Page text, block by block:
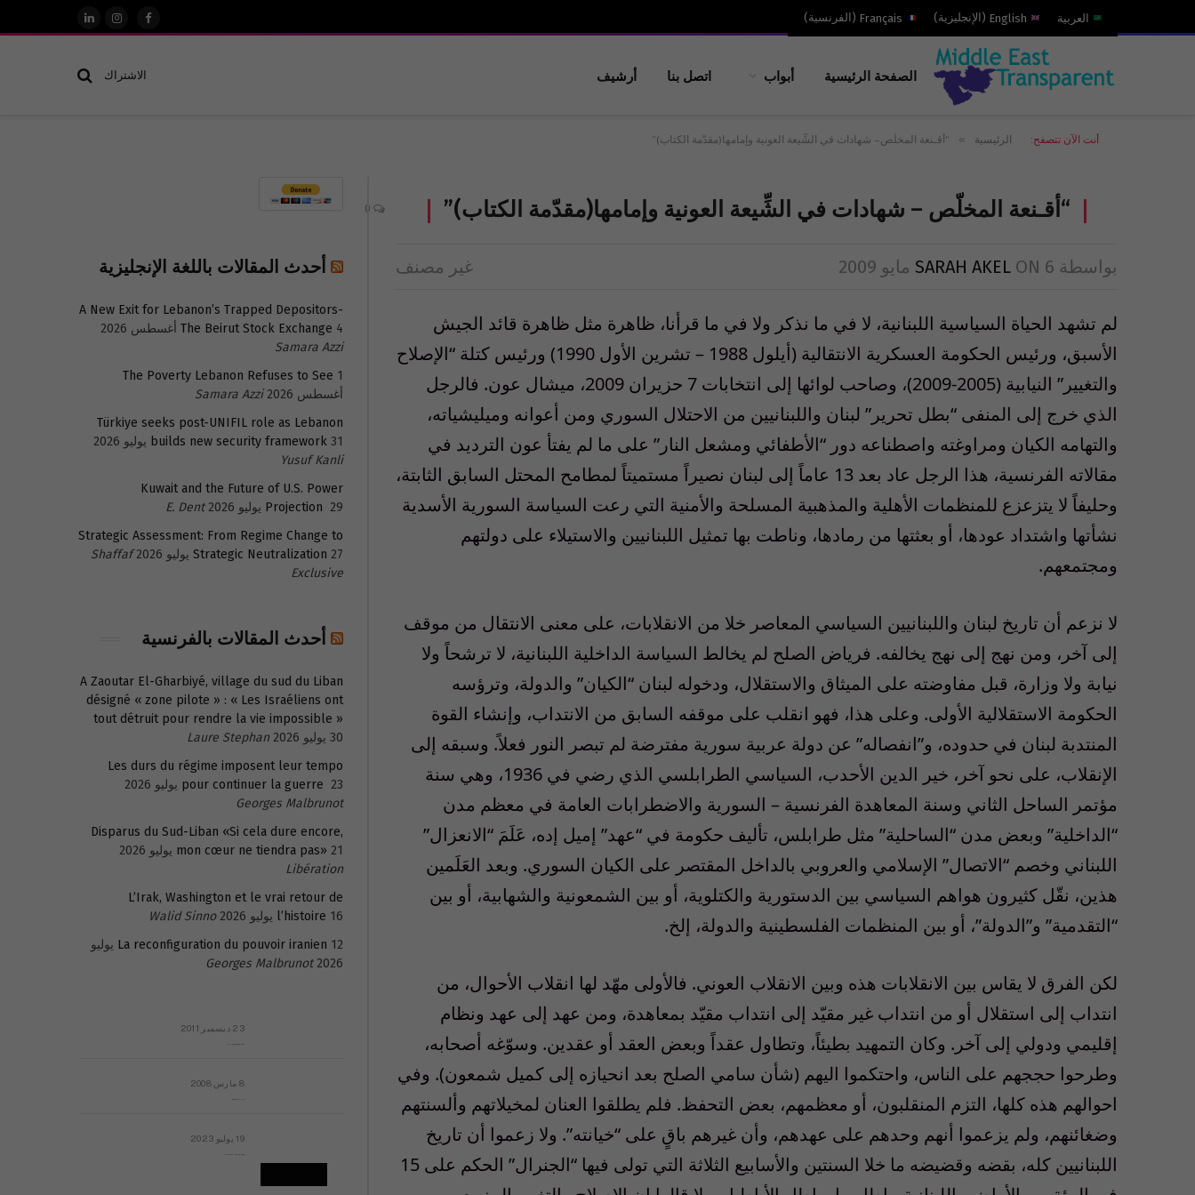
العربية English
( الإنجليزية)
Français
( الفرنسية)
فيسبوكالانستغرام
لينكدإن
الصفحة الرئيسية أبواب اتصل بنا أرشيف الاشتراك
أنت الآن تتصفح: الرئيسية » “أقـنعة المخلّص – شهادات في الشِّيعة العونية وإمامها(مقدّمة الكتاب)”
“أقـنعة المخلّص – شهادات في الشِّيعة العونية وإمامها(مقدّمة الكتاب)”
بواسطة SARAH AKEL ON 6 مايو 2009 غير مصنف
لم تشهد الحياة السياسية اللبنانية، لا في ما نذكر ولا في ما قرأنا، ظاهرة مثل ظاهرة قائد الجيش
الأسبق، ورئيس الحكومة العسكرية الانتقالية (أيلول 1988 – تشرين الأول 1990) ورئيس كتلة “الإصلاح
والتغيير” النيابية (2005-2009)، وصاحب لوائها إلى انتخابات 7 حزيران 2009، ميشال عون. فالرجل
الذي خرج إلى المنفى “بطل تحرير” لبنان واللبنانيين من الاحتلال السوري ومن أعوانه وميليشياته،
والتهامه الكيان ومراوغته واصطناعه دور “الأطفائي ومشعل النار” على ما لم يفتأ عون الترديد في
مقالاته الفرنسية، هذا الرجل عاد بعد 13 عاماً إلى لبنان نصيراً مستميتاً لمطامح المحتل السابق الثابتة،
وحليفاً لا يتزعزع للمنظمات الأهلية والمذهبية المسلحة والأمنية التي رعت السياسة السورية الأسدية
نشأتها واشتداد عودها، أو بعثتها من رمادها، وناطت بها تمثيل اللبنانيين والاستيلاء على دولتهم
ومجتمعهم.
لا نزعم أن تاريخ لبنان واللبنانيين السياسي المعاصر خلا من الانقلابات، على معنى الانتقال من موقف
إلى آخر، ومن نهج إلى نهج يخالفه. فرياض الصلح لم يخالط السياسة الداخلية اللبنانية، لا ترشحاً ولا
نيابة ولا وزارة، قبل مفاوضته على الميثاق والاستقلال، ودخوله لبنان “الكيان” والدولة، وترؤسه
الحكومة الاستقلالية الأولى. وعلى هذا، فهو انقلب على موقفه السابق من الانتداب، وإنشاء القوة
المنتدبة لبنان في حدوده، و”انفصاله” عن دولة عربية سورية مفترضة لم تبصر النور فعلاً. وسبقه إلى
الإنقلاب، على نحو آخر، خير الدين الأحدب، السياسي الطرابلسي الذي رضي في 1936، وهي سنة
مؤتمر الساحل الثاني وسنة المعاهدة الفرنسية – السورية والاضطرابات العامة في معظم مدن
“الداخلية” وبعض مدن “الساحلية” مثل طرابلس، تأليف حكومة في “عهد” إميل إده، عَلَمَ “الانعزال”
اللبناني وخصم “الاتصال” الإسلامي والعروبي بالداخل المقتصر على الكيان السوري. وبعد العَلَمين
هذين، نقّل كثيرون هواهم السياسي بين الدستورية والكتلوية، أو بين الشمعونية والشهابية، أو بين
“التقدمية” و”الدولة”، أو بين المنظمات الفلسطينية والدولة، إلخ.
لكن الفرق لا يقاس بين الانقلابات هذه وبين الانقلاب العوني. فالأولى مهّد لها انقلاب الأحوال، من
انتداب إلى استقلال أو من انتداب غير مقيّد إلى انتداب مقيّد بمعاهدة، ومن عهد إلى عهد ونظام
إقليمي ودولي إلى آخر. وكان التمهيد بطيئاً، وتطاول عقداً وبعض العقد أو عقدين. وسوّغه أصحابه،
وطرحوا حججهم على الناس، واحتكموا اليهم (شأن سامي الصلح بعد انحيازه إلى كميل شمعون). وفي
احوالهم هذه كلها، التزم المنقلبون، أو معظمهم، بعض التحفظ. فلم يطلقوا العنان لمخيلاتهم وألسنتهم
وضغائنهم، ولم يزعموا أنهم وحدهم على عهدهم، وأن غيرهم باقٍ على “خيانته”. ولا زعموا أن تاريخ
اللبنانيين كله، بقضه وقضيضه ما خلا السنتين والأسابيع الثلاثة التي تولى فيها “الجنرال” الحكم على 15
أحدث المقالات باللغة الإنجليزية
A New Exit for Lebanon’s Trapped Depositors-
The Beirut Stock Exchange 4 أغسطس 2026
Samara Azzi
The Poverty Lebanon Refuses to See 1
أغسطس 2026
Samara Azzi
Türkiye seeks post-UNIFIL role as Lebanon
builds new security framework 31 يوليو 2026
Yusuf Kanli
Kuwait and the Future of U.S. Power
Projection 29 يوليو 2026
E. Dent
Strategic Assessment: From Regime Change to
Strategic Neutralization 27 يوليو 2026
Shaffaf
Exclusive
أحدث المقالات بالفرنسية
A Zaoutar El-Gharbiyé, village du sud du Liban
désigné « zone pilote » : « Les Israéliens ont
tout détruit pour rendre la vie impossible »
30 يوليو 2026
Laure Stephan
Les durs du régime imposent leur tempo
pour continuer la guerre 23 يوليو 2026
Georges Malbrunot
Disparus du Sud-Liban «Si cela dure encore,
mon cœur ne tiendra pas» 21 يوليو 2026
Libération
L’Irak, Washington et le vrai retour de
l’histoire 16 يوليو 2026
Walid Sinno
La reconfiguration du pouvoir iranien 12 يوليو
2026
Georges Malbrunot
23 ديسمبر 2011
8 مارس 2008
19 يوليو 2023